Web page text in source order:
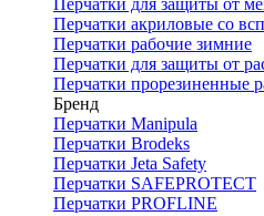
Перчатки для защиты от
Перчатки акриловые со
Перчатки рабочие зимние
Перчатки для защиты от
Перчатки прорезиненные
Бренд
Перчатки Manipula
Перчатки Brodeks
Перчатки Jeta Safety
Перчатки SAFEPROTECT
Перчатки PROFLINE